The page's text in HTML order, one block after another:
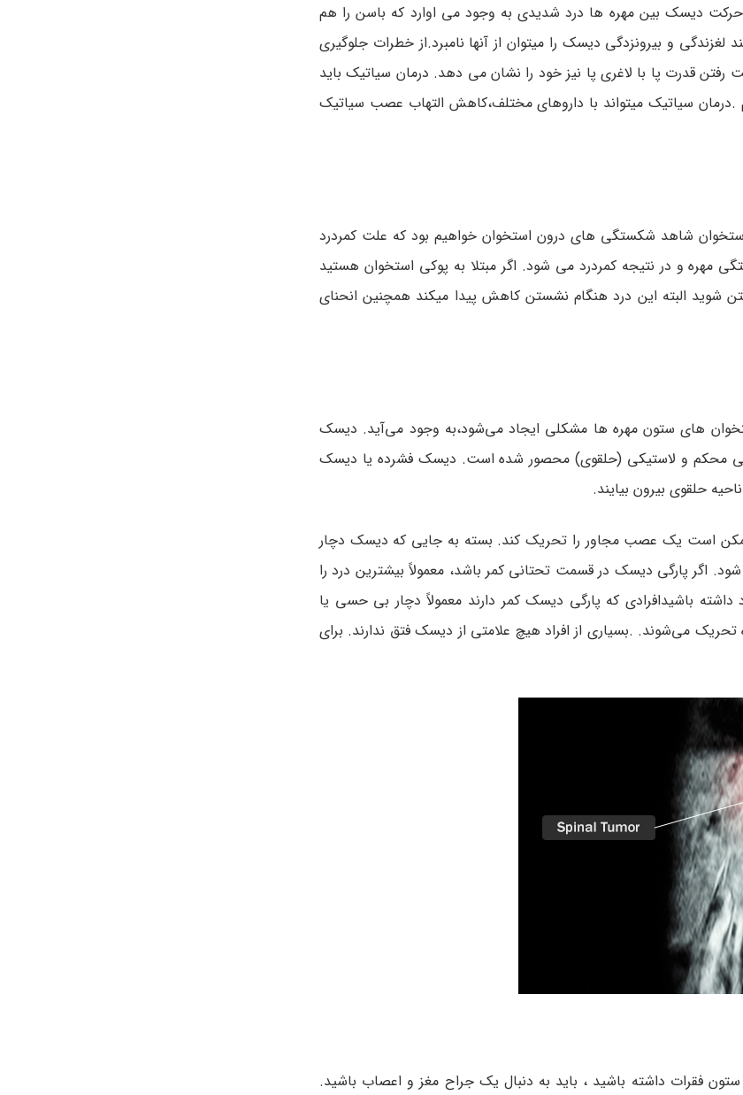
دیسک بین مهره ها درد شدیدی به وجود می اوارد که باسن را هم
و بیرونزدگی دیسک را میتوان از آنها نامبرد.از خطرات جلوگیری
قدرت پا با لاغری پا نیز خود را نشان می دهد. درمان سیاتیک باید
سیاتیک میتواند با داروهای مختلف،کاهش التهاب عصب سیاتیک
شاهد شکستگی های درون استخوان خواهیم بود که علت کمردرد
و در نتیجه کمردرد می شود. اگر مبتلا به پوکی استخوان هستید
البته این درد هنگام نشستن کاهش پیدا میکند همچنین انحنای
های ستون مهره ها مشکلی ایجاد می‌شود،به وجود می‌آید. دیسک
محکم و لاستیکی (حلقوی) محصور شده است. دیسک فشرده یا دیسک
حلقوی بیرون بیایند.
است یک عصب مجاور را تحریک کند. بسته به جایی که دیسک دچار
اگر پارگی دیسک در قسمت تحتانی کمر باشد، معمولاً بیشترین درد را
باشیدافرادی که پارگی دیسک کمر دارند معمولاً دچار بی حسی یا
می‌شوند. .بسیاری از افراد هیچ علامتی از دیسک فتق ندارند. برای
فقرات داشته باشید ، باید به دنبال یک جراح مغز و اعصاب باشید.